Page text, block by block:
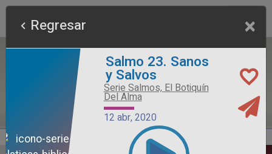
Regresar ×
Salmo 23. Sanos
y Salvos
Serie Salmos, El Botiquín
Del Alma
12 abr, 2020